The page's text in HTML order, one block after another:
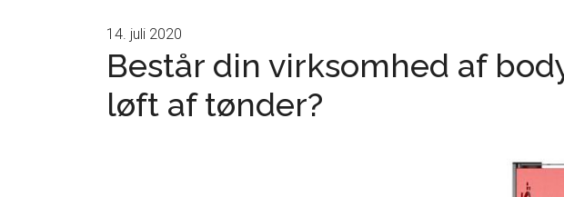
14. juli 2020
Består din virksomhed af
løft af tønder?